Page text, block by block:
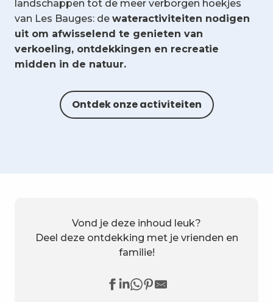
landschappen tot de meer verborgen hoekjes
van Les Bauges: de wateractiviteiten nodigen
uit om afwisselend te genieten van
verkoeling, ontdekkingen en recreatie
midden in de natuur.
Ontdek onze activiteiten
Vond je deze inhoud leuk?
Deel deze ontdekking met je vrienden en
familie!